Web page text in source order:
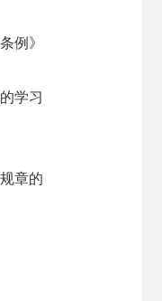
例》
学习
章的